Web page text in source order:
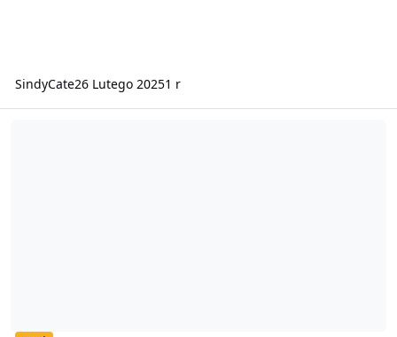
SindyCate26 Lutego 20251 r